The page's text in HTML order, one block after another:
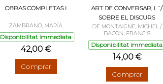
OBRAS COMPLETAS I
ZAMBRANO, MARÍA
Disponibilitat immediata
42,00 €
Comprar
ART DE CONVERSAR, L´/
SOBRE EL DISCURS
DE MONTAIGNE, MICHEL /
BACON, FRANCIS
Disponibilitat immediata
14,00 €
Comprar